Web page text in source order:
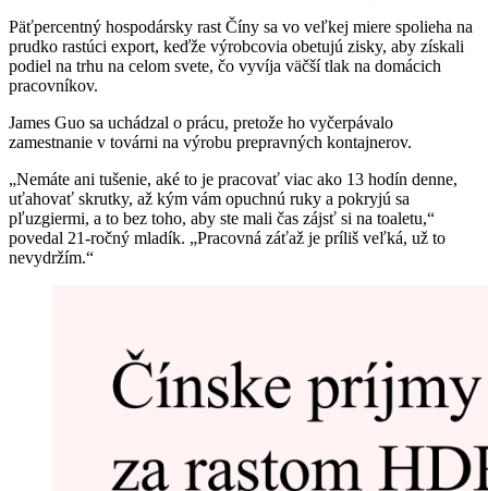
Päťpercentný hospodársky rast Číny sa vo veľkej miere spolieha na
prudko rastúci export, keďže výrobcovia obetujú zisky, aby získali
podiel na trhu na celom svete, čo vyvíja väčší tlak na domácich
pracovníkov.
James Guo sa uchádzal o prácu, pretože ho vyčerpávalo
zamestnanie v továrni na výrobu prepravných kontajnerov.
„Nemáte ani tušenie, aké to je pracovať viac ako 13 hodín denne,
uťahovať skrutky, až kým vám opuchnú ruky a pokryjú sa
pľuzgiermi, a to bez toho, aby ste mali čas zájsť si na toaletu,“
povedal 21-ročný mladík. „Pracovná záťaž je príliš veľká, už to
nevydržím.“